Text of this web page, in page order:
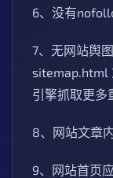
6、没有
7、无网站舆
sitemap.html
引擎抓取更多
8、网站文章
9、网站首页